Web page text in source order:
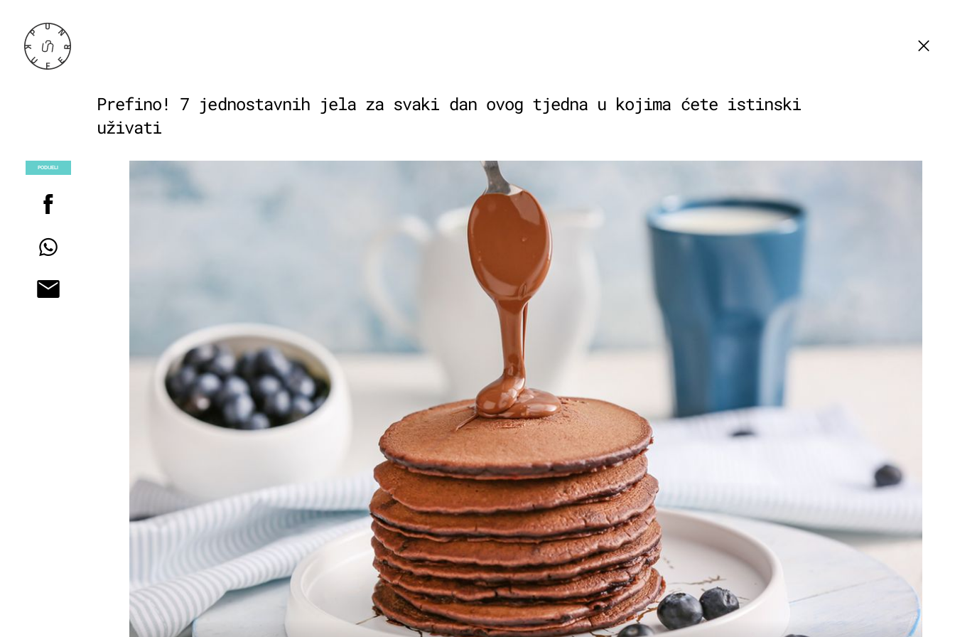
Prefino! 7 jednostavnih jela za svaki dan ovog tjedna u kojima ćete istinski
uživati
PODIJELI
LJETNI RECEPTI
Brzo, fino i bez puno suđa: 7
neodoljivih ljetnih jela za svaki dan
JELOVNIK ZA CIJELI TJEDAN
7 savršenih jela za ovaj tjedan:
Recepti za specijalitete koje obožava
cijeli svijet
Ovih 7 jela ne morate kuhati, savršena
su za toplinski val – imamo dobar plan
za ovaj tjedan